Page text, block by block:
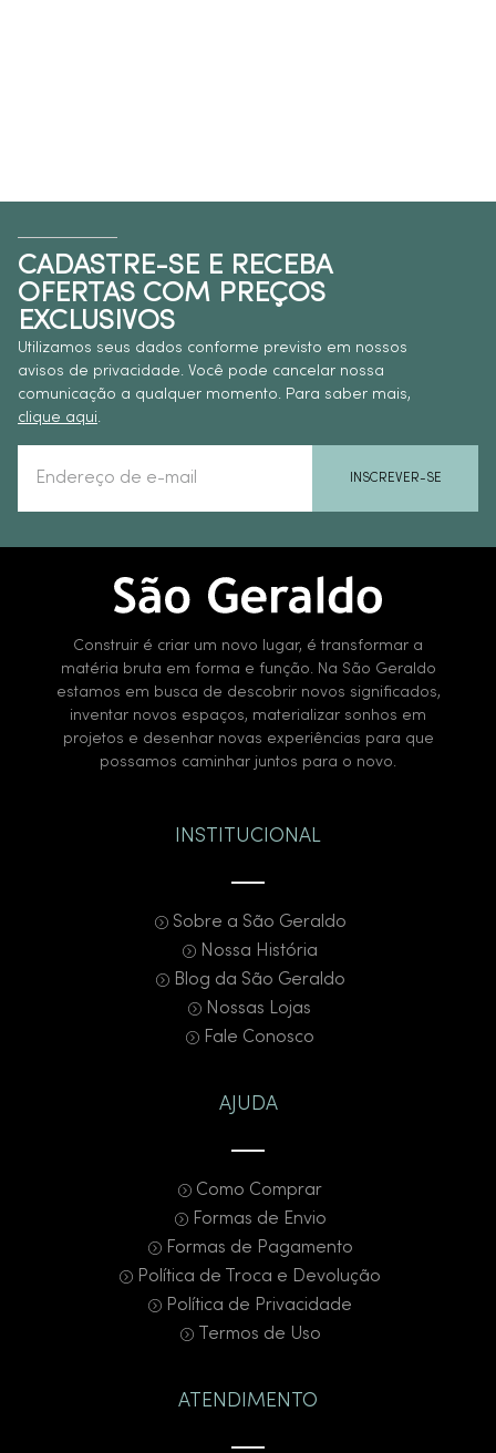
CADASTRE-SE E RECEBA
OFERTAS COM PREÇOS
EXCLUSIVOS
Utilizamos seus dados conforme previsto em nossos
avisos de privacidade. Você pode cancelar nossa
comunicação a qualquer momento. Para saber mais,
clique aqui.
INSCREVER-SE
Construir é criar um novo lugar, é transformar a
matéria bruta em forma e função. Na São Geraldo
estamos em busca de descobrir novos significados,
inventar novos espaços, materializar sonhos em
projetos e desenhar novas experiências para que
possamos caminhar juntos para o novo.
INSTITUCIONAL
Sobre a São Geraldo
Nossa História
Blog da São Geraldo
Nossas Lojas
Fale Conosco
AJUDA
Como Comprar
Formas de Envio
Formas de Pagamento
Política de Troca e Devolução
Política de Privacidade
Termos de Uso
ATENDIMENTO